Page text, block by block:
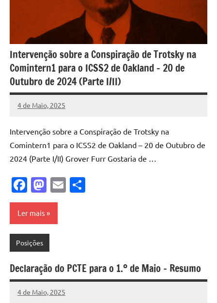
Intervenção sobre a Conspiração de Trotsky na
Comintern1 para o ICSS2 de Oakland – 20 de
Outubro de 2024 (Parte I/II)
4 de Maio, 2025
Pedro
Intervenção sobre a Conspiração de Trotsky na
Comintern1 para o ICSS2 de Oakland – 20 de Outubro de
2024 (Parte I/II) Grover Furr Gostaria de …
Facebook
Mastodon
Email
Ler mais
Posições
Declaração do PCTE para o 1.º de Maio – Resumo
4 de Maio, 2025
Pedro